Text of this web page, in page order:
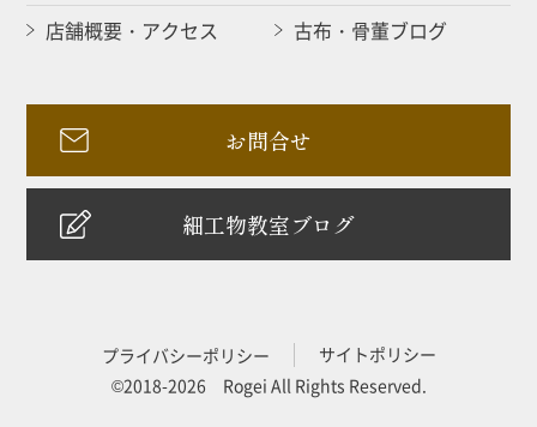
店舗概要・アクセス 古布・骨董ブログ
お問合せ
細工物教室ブログ
プライバシーポリシー
サイトポリシー
©2018-2026 Rogei All Rights Reserved.